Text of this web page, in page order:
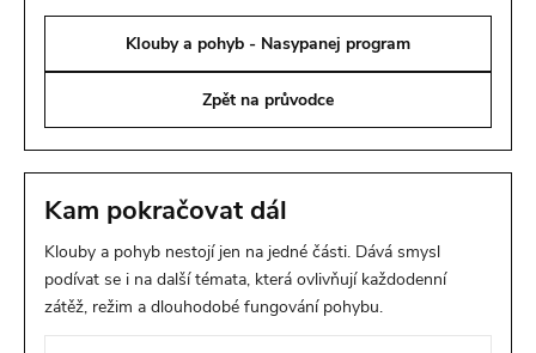
Klouby a pohyb - Nasypanej program
Zpět na průvodce
Kam pokračovat dál
Klouby a pohyb nestojí jen na jedné části. Dává smysl
podívat se i na další témata, která ovlivňují každodenní
zátěž, režim a dlouhodobé fungování pohybu.